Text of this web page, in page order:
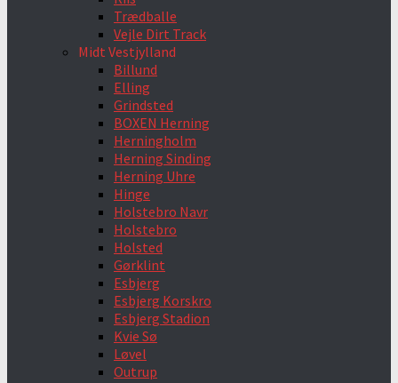
Trædballe
Vejle Dirt Track
Midt Vestjylland
Billund
Elling
Grindsted
BOXEN Herning
Herningholm
Herning Sinding
Herning Uhre
Hinge
Holstebro Navr
Holstebro
Holsted
Gørklint
Esbjerg
Esbjerg Korskro
Esbjerg Stadion
Kvie Sø
Løvel
Outrup